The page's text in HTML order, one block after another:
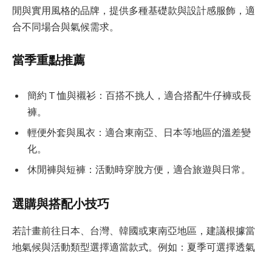
閒與實用風格的品牌，提供多種基礎款與設計感服飾，適
合不同場合與氣候需求。
當季重點推薦
簡約 T 恤與襯衫：百搭不挑人，適合搭配牛仔褲或長
褲。
輕便外套與風衣：適合東南亞、日本等地區的溫差變
化。
休閒褲與短褲：活動時穿脫方便，適合旅遊與日常。
選購與搭配小技巧
若計畫前往日本、台灣、韓國或東南亞地區，建議根據當
地氣候與活動類型選擇適當款式。例如：夏季可選擇透氣